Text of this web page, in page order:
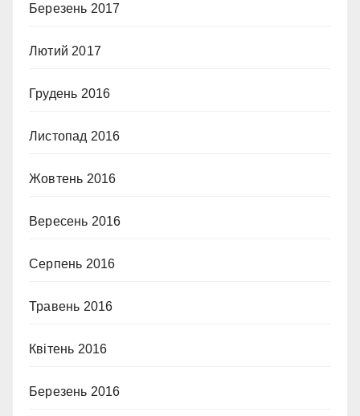
Березень 2017
Лютий 2017
Грудень 2016
Листопад 2016
Жовтень 2016
Вересень 2016
Серпень 2016
Травень 2016
Квітень 2016
Березень 2016